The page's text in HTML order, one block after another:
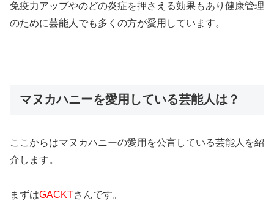
免疫力アップやのどの炎症を押さえる効果もあり健康管理
のために芸能人でも多くの方が愛用しています。
マヌカハニーを愛用している芸能人は？
ここからはマヌカハニーの愛用を公言している芸能人を紹
介します。
まずはGACKTさんです。